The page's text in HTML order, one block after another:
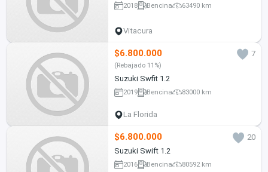
2018 Bencina 63490 km
Vitacura
$6.800.000 7
(Rebajado 11%)
Suzuki Swfit 1.2
2019 Bencina 83000 km
La Florida
$6.800.000
20
Suzuki Swift 1.2
2016 Bencina 80592 km